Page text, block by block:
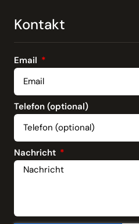
Kontakt
Email
Telefon (optional)
Nachricht